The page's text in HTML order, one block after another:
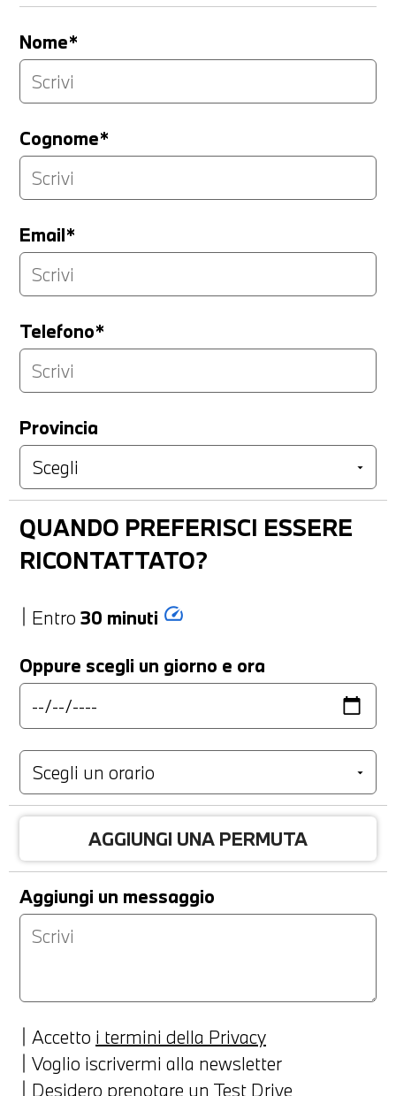
Nome*
Cognome*
Email*
Telefono*
Provincia
QUANDO PREFERISCI ESSERE
RICONTATTATO?
Entro 30 minuti speed
Oppure scegli un giorno e ora
AGGIUNGI UNA PERMUTA
Aggiungi un messaggio
Accetto i termini della Privacy
Voglio iscrivermi alla newsletter
Desidero prenotare un Test Drive